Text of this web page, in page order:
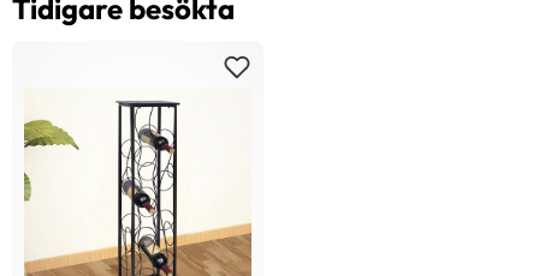
Tidigare besökta